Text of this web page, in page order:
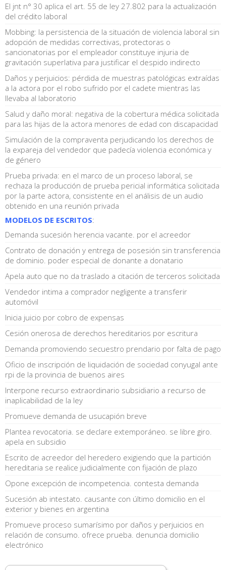
El jnt n° 30 aplica el art. 55 de ley 27.802 para la actualización
del crédito laboral
Mobbing: la persistencia de la situación de violencia laboral sin
adopción de medidas correctivas, protectoras o
sancionatorias por el empleador constituye injuria de
gravitación superlativa para justificar el despido indirecto
Daños y perjuicios: pérdida de muestras patológicas extraídas
a la actora por el robo sufrido por el cadete mientras las
llevaba al laboratorio
Salud y daño moral: negativa de la cobertura médica solicitada
para las hijas de la actora menores de edad con discapacidad
Simulación de la compraventa perjudicando los derechos de
la expareja del vendedor que padecía violencia económica y
de género
Prueba privada: en el marco de un proceso laboral, se
rechaza la producción de prueba pericial informática solicitada
por la parte actora, consistente en el análisis de un audio
obtenido en una reunión privada
MODELOS DE ESCRITOS:
Demanda sucesión herencia vacante. por el acreedor
Contrato de donación y entrega de posesión sin transferencia
de dominio. poder especial de donante a donatario
Apela auto que no da traslado a citación de terceros solicitada
Vendedor intima a comprador negligente a transferir
automóvil
Inicia juicio por cobro de expensas
Cesión onerosa de derechos hereditarios por escritura
Demanda promoviendo secuestro prendario por falta de pago
Oficio de inscripción de liquidación de sociedad conyugal ante
rpi de la provincia de buenos aires
Interpone recurso extraordinario subsidiario a recurso de
inaplicabilidad de la ley
Promueve demanda de usucapión breve
Plantea revocatoria. se declare extemporáneo. se libre giro.
apela en subsidio
Escrito de acreedor del heredero exigiendo que la partición
hereditaria se realice judicialmente con fijación de plazo
Opone excepción de incompetencia. contesta demanda
Sucesión ab intestato. causante con último domicilio en el
exterior y bienes en argentina
Promueve proceso sumarísimo por daños y perjuicios en
relación de consumo. ofrece prueba. denuncia domicilio
electrónico